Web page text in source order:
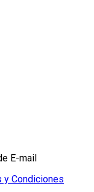
E-mail
y Condiciones